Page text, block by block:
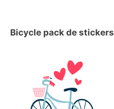
Bicycle pack de stickers